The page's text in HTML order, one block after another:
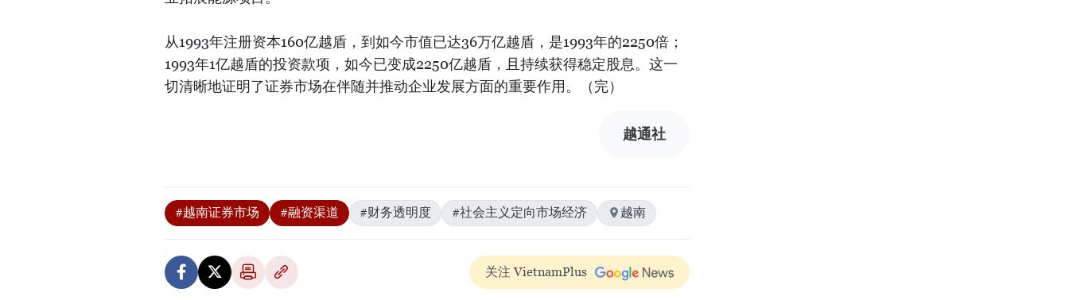
从1993年注册资本160亿越盾，到如今市值已达36万亿越盾，是1993年的2250倍；
1993年1亿越盾的投资款项，如今已变成2250亿越盾，且持续获得稳定股息。这一
切清晰地证明了证券市场在伴随并推动企业发展方面的重要作用。（完）
越通社
#越南证券市场 #融资渠道 #财务透明度 #社会主义定向市场经济 越南
关注 VietnamPlus